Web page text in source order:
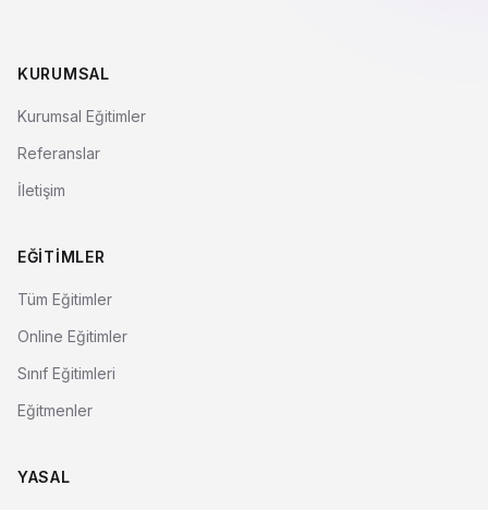
KURUMSAL
Kurumsal Eğitimler
Referanslar
İletişim
EĞITIMLER
Tüm Eğitimler
Online Eğitimler
Sınıf Eğitimleri
Eğitmenler
YASAL